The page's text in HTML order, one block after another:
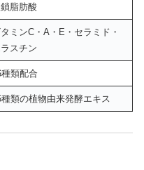
脂肪酸
タミンC・A・E・セラミド・
スチン
種類配合
種類の植物由来発酵エキス